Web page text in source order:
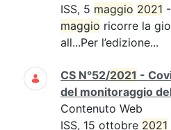
ISS, 5 maggio 2021
maggio ricorre la
all...Per l’edizione...
CS N°52/2021 -
del monitoraggio
Contenuto Web
ISS, 15 ottobre 2021